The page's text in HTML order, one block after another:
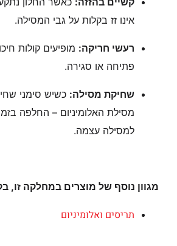
אינו זז בקלות על גבי המסילה.
רעשי חריקה: מופיעים קולות
פתיחה או סגירה.
שחיקת מסילה: כשיש סימני
מסילת האלומיניום – החלפה
למסילה עצמה.
מגוון נוסף של מוצרים במחלקה זו,
תריסים ואלומיניום